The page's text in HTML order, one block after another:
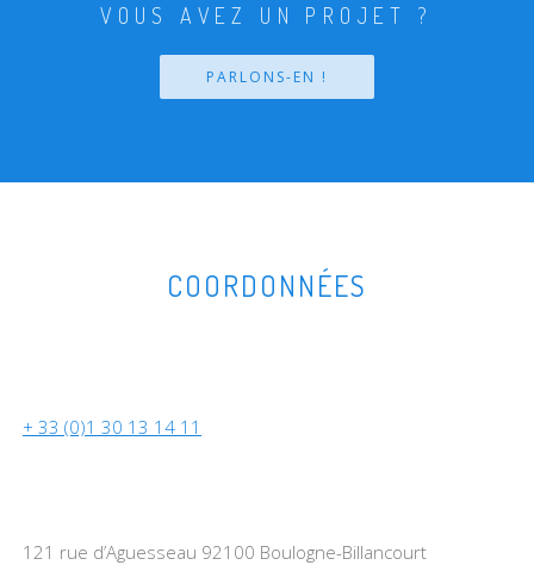
VOUS AVEZ UN PROJET ?
PARLONS-EN !
COORDONNÉES
+ 33 (0)1 30 13 14 11
121 rue d’Aguesseau 92100 Boulogne-Billancourt